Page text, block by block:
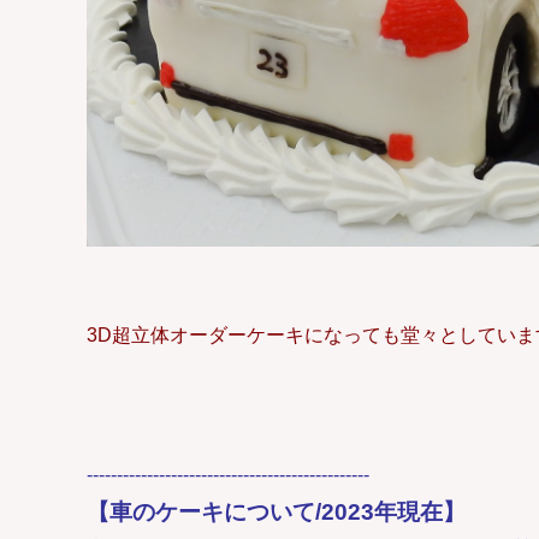
3D超立体オーダーケーキになっても堂々としてい
-----------------------------------------------
【車のケーキについて/2023年現在】